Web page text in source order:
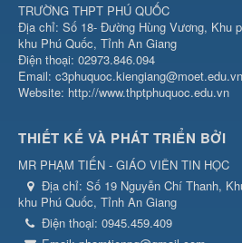
TRƯỜNG THPT PHÚ QUỐC
Địa chỉ: Số 18- Đường Hùng Vương, Khu
khu Phú Quốc, Tỉnh An Giang
Điện thoại: 02973.846.094
Email: c3phuquoc.kiengiang@moet.edu.vn
Website: http://www.thptphuquoc.edu.vn
THIẾT KẾ VÀ PHÁT TRIỂN BỞI
MR PHẠM TIẾN - GIÁO VIÊN TIN HỌC
Địa chỉ: Số 19 Nguyễn Chí Thanh,
khu Phú Quốc, Tỉnh An Giang
Điện thoại: 0945.459.409